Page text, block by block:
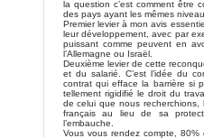
la question c’est comment être
des pays ayant les mêmes
Premier levier à mon avis
leur développement, avec par
puissant comme peuvent en
l’Allemagne ou Israël.
Deuxième levier de cette
et du salarié. C’est l’idée du
contrat qui efface la barrière si
tellement rigidifié le droit du
de celui que nous
français au lieu de sa
l’embauche.
Vous vous rendez compte, 80%